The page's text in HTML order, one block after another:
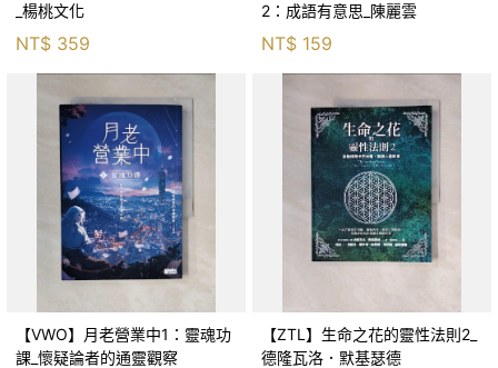
_楊桃文化
NT$ 359
2：成語有意思_陳麗雲
NT$ 159
【VWO】月老營業中1：靈魂功
課_懷疑論者的通靈觀察
【ZTL】生命之花的靈性法則2_
德隆瓦洛．默基瑟德